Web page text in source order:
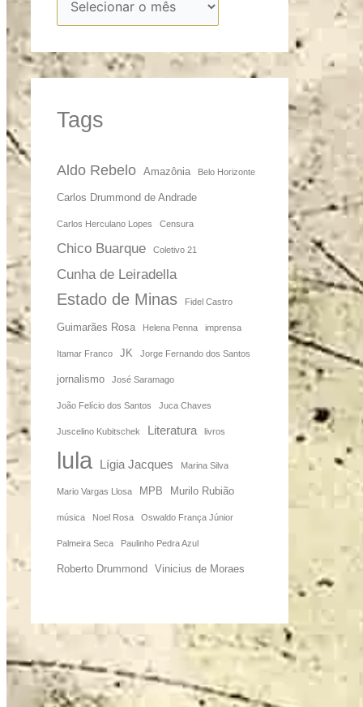
Tags
Aldo Rebelo Amazônia Belo Horizonte
Carlos Drummond de Andrade
Carlos Herculano Lopes Censura
Chico Buarque Coletivo 21
Cunha de Leiradella
Estado de Minas Fidel Castro
Guimarães Rosa Helena Penna imprensa
Itamar Franco JK Jorge Fernando dos Santos
jornalismo José Saramago
João Felício dos Santos Juca Chaves
Juscelino Kubitschek Literatura livros
lula Lígia Jacques Marina Silva
Mario Vargas Llosa MPB Murilo Rubião
música Noel Rosa Oswaldo França Júnior
Palmeira Seca Paulinho Pedra Azul
Roberto Drummond Vinicius de Moraes